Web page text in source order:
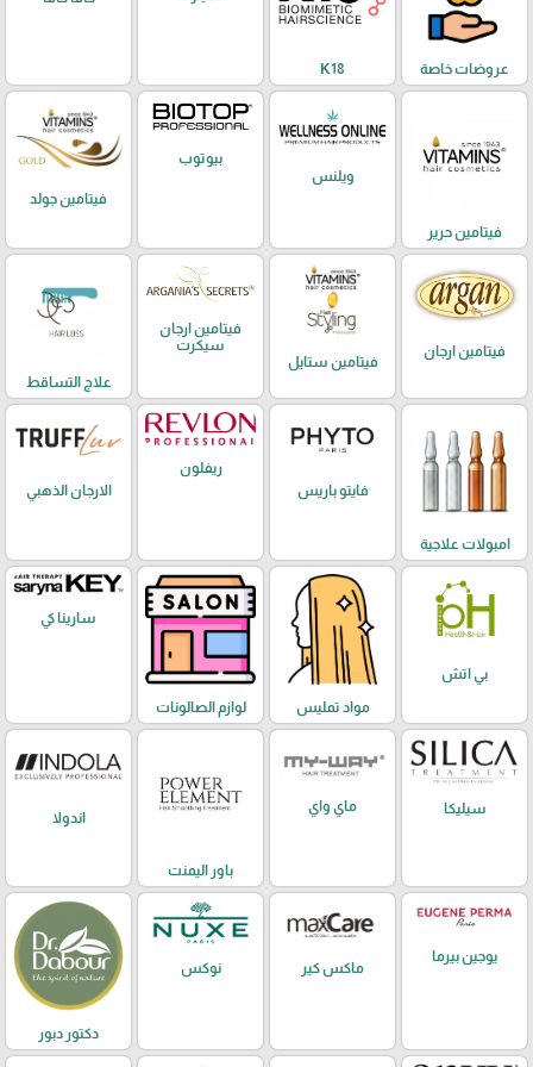
عروضات خاصة K18
فيتامين حرير
ويلنس
بيوتوب
فيتامين جولد
فيتامين ارجان
فيتامين ستايل
فيتامين ارجان
سيكرت
علاج التساقط
امبولات علاجية
فايتو باريس
ريفلون
الارجان الذهبي
بي اتش
مواد تمليس
لوازم الصالونات
سارينا كي
سيليكا ماي واي
باور اليمنت
اندولا
يوجين بيرما
ماكس كير نوكس
دكتور دبور